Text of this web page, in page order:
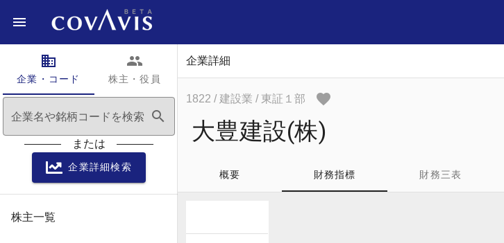
企業・コード
domain
株主・役員
people
企業名や銘柄コードを検索 search
または
企業詳細検索
株主一覧
企業詳細
1822 / 建設業 / 東証１部
大豊建設(株)
概要 財務指標 財務三表